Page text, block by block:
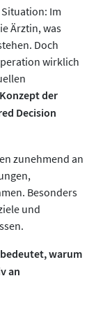
Im
Ärztin, was
Doch
wirklich
Konzept der
Decision
zunehmend an
Besonders
und
bedeutet, warum
an